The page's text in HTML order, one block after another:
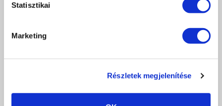
Statisztikai
Marketing
Részletek megjelenítése